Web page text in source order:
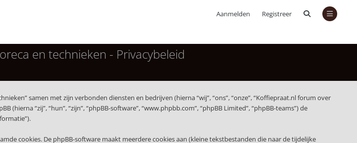
Aanmelden Registreer
en technieken - Privacybeleid
samen met zijn verbonden diensten en bedrijven (hierna “wij”, “ons”, “onze”, “Koffiepraat.nl forum over
“zij”, “hun”, “zijn”, “phpBB-software”, “www.phpbb.com”, “phpBB Limited”, “phpBB-teams”) de
cookies. De phpBB-software maakt meerdere cookies aan (kleine tekstbestanden die naar de tijdelijke